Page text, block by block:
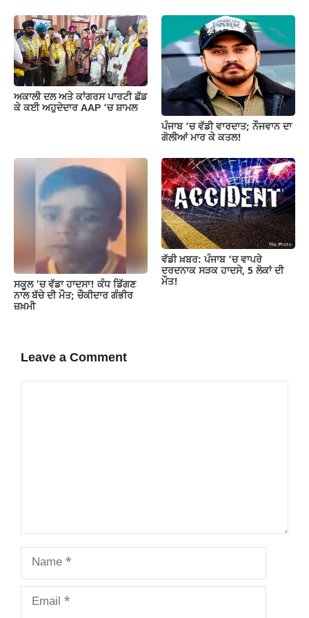
ਅਕਾਲੀ ਦਲ ਅਤੇ ਕਾਂਗਰਸ ਪਾਰਟੀ ਛੱਡ
ਕੇ ਕਈ ਅਹੁਦੇਦਾਰ AAP ‘ਚ ਸ਼ਾਮਲ
ਪੰਜਾਬ ‘ਚ ਵੱਡੀ ਵਾਰਦਾਤ; ਨੌਜਵਾਨ ਦਾ
ਗੋਲੀਆਂ ਮਾਰ ਕੇ ਕਤਲ!
ਸਕੂਲ ’ਚ ਵੱਡਾ ਹਾਦਸਾ! ਕੰਧ ਡਿੱਗਣ
ਨਾਲ ਬੱਚੇ ਦੀ ਮੌਤ; ਚੌਕੀਦਾਰ ਗੰਭੀਰ
ਜ਼ਖ਼ਮੀ
ਵੱਡੀ ਖ਼ਬਰ: ਪੰਜਾਬ ‘ਚ ਵਾਪਰੇ
ਦਰਦਨਾਕ ਸੜਕ ਹਾਦਸੇ, 5 ਲੋਕਾਂ ਦੀ
ਮੌਤ!
Leave a Comment
Name
Email